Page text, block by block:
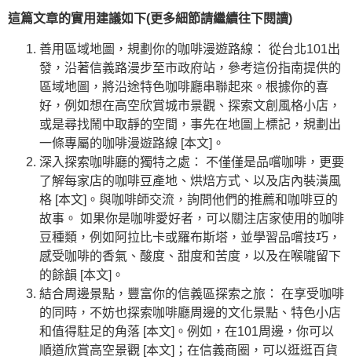
這篇文章的實用建議如下(更多細節請繼續往下閱讀)
善用區域地圖，規劃你的咖啡漫遊路線： 從台北101出
發，沿著信義路漫步至市政府站，參考這份指南提供的
區域地圖，將沿途特色咖啡廳串聯起來。根據你的喜
好，例如想在高空欣賞城市景觀、探索文創風格小店，
或是尋找鬧中取靜的空間，事先在地圖上標記，規劃出
一條專屬的咖啡漫遊路線 [本文]。
深入探索咖啡廳的獨特之處： 不僅僅是品嚐咖啡，更要
了解每家店的咖啡豆產地、烘焙方式、以及店內裝潢風
格 [本文]。與咖啡師交流，詢問他們的推薦和咖啡豆的
故事。 如果你是咖啡愛好者，可以關注店家使用的咖啡
豆種類，例如阿拉比卡或羅布斯塔，並學習品嚐技巧，
感受咖啡的香氣、酸度、甜度和苦度，以及在喉嚨留下
的餘韻 [本文]。
結合周邊景點，豐富你的信義區探索之旅： 在享受咖啡
的同時，不妨也探索咖啡廳周邊的文化景點、特色小店
和值得駐足的角落 [本文]。例如，在101周邊，你可以
順道欣賞高空景觀 [本文]；在信義商圈，可以逛逛百貨